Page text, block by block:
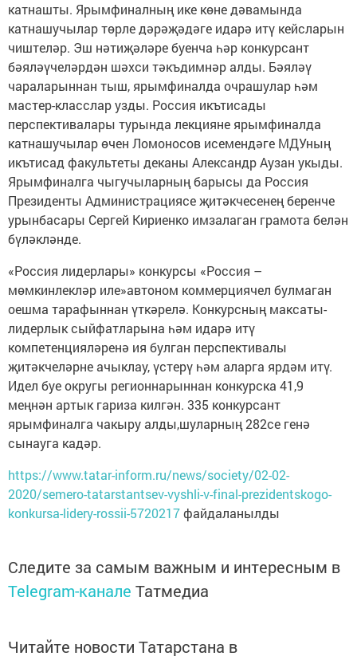
катнашты. Ярымфиналның ике көне дәвамында
катнашучылар төрле дәрәҗәдәге идарә итү кейсларын
чиштеләр. Эш нәтиҗәләре буенча һәр конкурсант
бәяләүчеләрдән шәхси тәкъдимнәр алды. Бәяләү
чараларыннан тыш, ярымфиналда очрашулар һәм
мастер-класслар узды. Россия икътисады
перспективалары турында лекцияне ярымфиналда
катнашучылар өчен Ломоносов исемендәге МДУның
икътисад факультеты деканы Александр Аузан укыды.
Ярымфиналга чыгучыларның барысы да Россия
Президенты Администрациясе җитәкчесенең беренче
урынбасары Сергей Кириенко имзалаган грамота белән
бүләкләнде.
«Россия лидерлары» конкурсы «Россия –
мөмкинлекләр иле»автоном коммерциячел булмаган
оешма тарафыннан үткәрелә. Конкурсның максаты-
лидерлык сыйфатларына һәм идарә итү
компетенцияләренә ия булган перспективалы
җитәкчеләрне ачыклау, үстерү һәм аларга ярдәм итү.
Идел буе округы регионнарыннан конкурска 41,9
меңнән артык гариза килгән. 335 конкурсант
ярымфиналга чакыру алды,шуларның 282се генә
сынауга кадәр.
https://www.tatar-inform.ru/news/society/02-02-
2020/semero-tatarstantsev-vyshli-v-final-prezidentskogo-
konkursa-lidery-rossii-5720217файдаланылды
Следите за самым важным и интересным в
Telegram-канале Татмедиа
Читайте новости Татарстана в